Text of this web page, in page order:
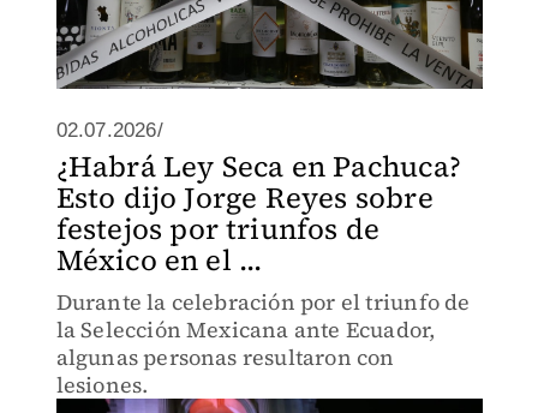
02.07.2026/
¿Habrá Ley Seca en Pachuca?
Esto dijo Jorge Reyes sobre
festejos por triunfos de
México en el ...
Durante la celebración por el triunfo de
la Selección Mexicana ante Ecuador,
algunas personas resultaron con
lesiones.